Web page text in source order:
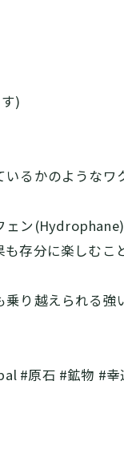
)
るかのようなワ
ン
存分に楽しむこ
り越えられる
#原石 #鉱物 #幸